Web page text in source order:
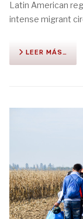
Latin American
intense migrant
LEER MÁS…